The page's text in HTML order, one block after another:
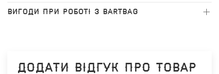
ВИГОДИ ПРИ РОБОТІ З BARTBAG
Додати відгук про товар